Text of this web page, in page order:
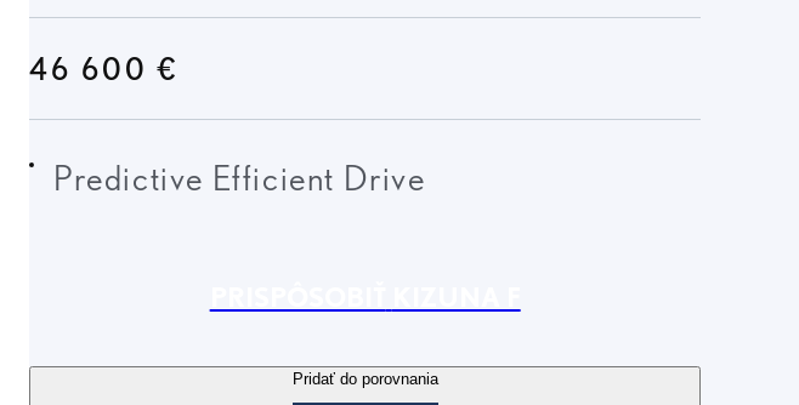
46 600 €
Predictive Efficient Drive
Pridať do porovnania